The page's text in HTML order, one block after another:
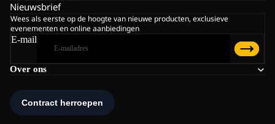
Over ons
Nieuwsbrief
Wees als eerste op de hoogte van nieuwe producten, exclusieve
evenementen en online aanbiedingen
E-mail